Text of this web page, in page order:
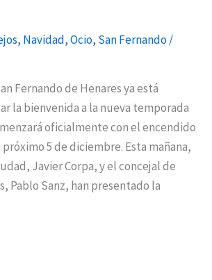
, Navidad,Ocio, San Fernando/
Fernando de Henares ya está
la bienvenida a la nueva temporada
oficialmente con el encendido
5 de diciembre. Esta mañana,
Javier Corpa, y el concejal de
Pablo Sanz, han presentado la